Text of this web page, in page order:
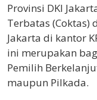
Provinsi DKI
Terbatas (Coktas)
Jakarta di kantor
ini merupakan
Pemilih
maupun Pilkada.